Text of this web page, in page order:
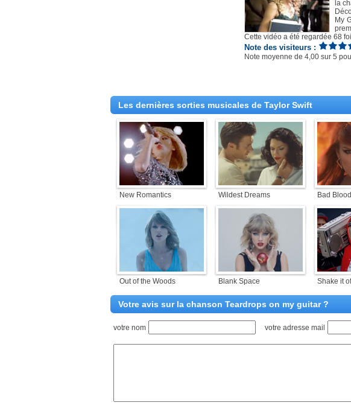
la
My
Cette vidéo a été regardée 68
Note des visiteurs :
Note moyenne de 4,00 sur 5
Les dernières sorties musicales de Taylor Swift
New Romantics Wildest Dreams Bad Blood
Out of the Woods Blank Space Shake it
Votre avis sur la chanson Teardrops on my guitar ?
votre nom votre adresse mail